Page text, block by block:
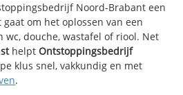
Noord-Brabant een
om het oplossen van een
wc, douche, wastafel of riool. Net
helptOntstoppingsbedrijf
klus snel, vakkundig en met
.